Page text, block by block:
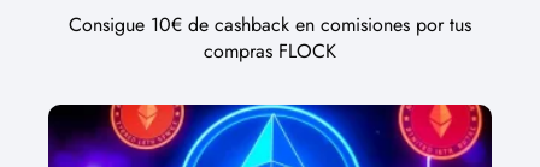
Consigue 10€ de cashback en comisiones por tus
compras FLOCK